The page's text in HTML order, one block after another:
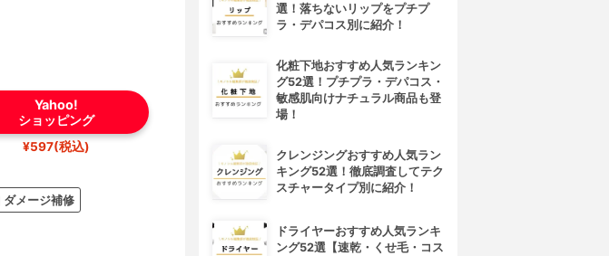
Yahoo!
ショッピング
¥597(税込)
ダメージ補修
選！落ちないリップをプチプ
ラ・デパコス別に紹介！
化粧下地おすすめ人気ランキン
グ52選！プチプラ・デパコス・
敏感肌向けナチュラル商品も登
場！
クレンジングおすすめ人気ラン
キング52選！徹底調査してテク
スチャータイプ別に紹介！
ドライヤーおすすめ人気ランキ
ング52選【速乾・くせ毛・コス